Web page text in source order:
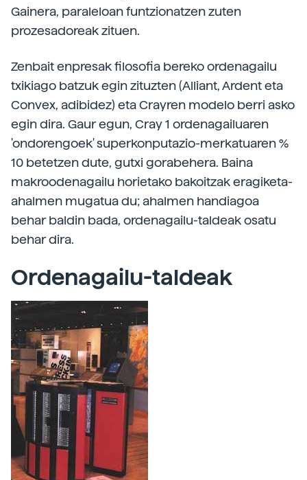
Gainera, paraleloan funtzionatzen zuten
prozesadoreak zituen.
Zenbait enpresak filosofia bereko ordenagailu
txikiago batzuk egin zituzten (Alliant, Ardent eta
Convex, adibidez) eta Crayren modelo berri asko
egin dira. Gaur egun, Cray 1 ordenagailuaren
'ondorengoek' superkonputazio-merkatuaren %
10 betetzen dute, gutxi gorabehera. Baina
makroodenagailu horietako bakoitzak eragiketa-
ahalmen mugatua du; ahalmen handiagoa
behar baldin bada, ordenagailu-taldeak osatu
behar dira.
Ordenagailu-taldeak